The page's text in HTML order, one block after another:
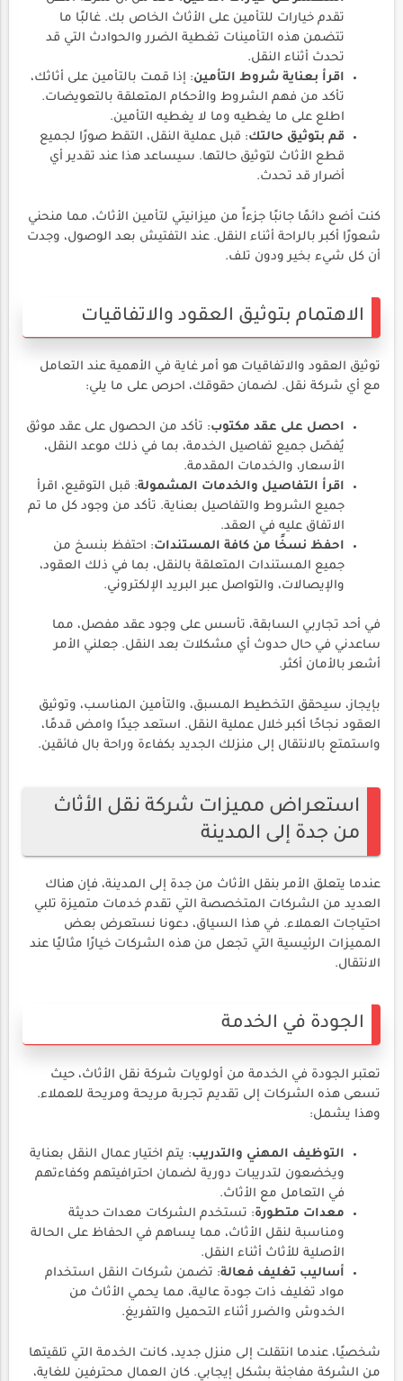
تقدم خيارات للتأمين على الأثاث الخاص بك. غالبًا ما
تتضمن هذه التأمينات تغطية الضرر والحوادث التي قد
تحدث أثناء النقل.
اقرأ بعناية شروط التأمين: إذا قمت بالتأمين على أثاثك،
تأكد من فهم الشروط والأحكام المتعلقة بالتعويضات.
اطلع على ما يغطيه وما لا يغطيه التأمين.
قم بتوثيق حالتك: قبل عملية النقل، التقط صورًا لجميع
قطع الأثاث لتوثيق حالتها. سيساعد هذا عند تقدير أي
أضرار قد تحدث.
كنت أضع دائمًا جانبًا جزءاً من ميزانيتي لتأمين الأثاث، مما منحني
شعورًا أكبر بالراحة أثناء النقل. عند التفتيش بعد الوصول، وجدت
أن كل شيء بخير ودون تلف.
الاهتمام بتوثيق العقود والاتفاقيات
توثيق العقود والاتفاقيات هو أمر غاية في الأهمية عند التعامل
مع أي شركة نقل. لضمان حقوقك، احرص على ما يلي:
احصل على عقد مكتوب: تأكد من الحصول على عقد موثق
يُفصّل جميع تفاصيل الخدمة، بما في ذلك موعد النقل،
الأسعار، والخدمات المقدمة.
اقرأ التفاصيل والخدمات المشمولة: قبل التوقيع، اقرأ
جميع الشروط والتفاصيل بعناية. تأكد من وجود كل ما تم
الاتفاق عليه في العقد.
احفظ نسخًا من كافة المستندات: احتفظ بنسخ من
جميع المستندات المتعلقة بالنقل، بما في ذلك العقود،
والإيصالات، والتواصل عبر البريد الإلكتروني.
في أحد تجاربي السابقة، تأسس على وجود عقد مفصل، مما
ساعدني في حال حدوث أي مشكلات بعد النقل. جعلني الأمر
أشعر بالأمان أكثر.
بإيجاز، سيحقق التخطيط المسبق، والتأمين المناسب، وتوثيق
العقود نجاحًا أكبر خلال عملية النقل. استعد جيدًا وامض قدمًا،
واستمتع بالانتقال إلى منزلك الجديد بكفاءة وراحة بال فائقين.
استعراض مميزات شركة نقل الأثاث
من جدة إلى المدينة
عندما يتعلق الأمر بنقل الأثاث من جدة إلى المدينة، فإن هناك
العديد من الشركات المتخصصة التي تقدم خدمات متميزة تلبي
احتياجات العملاء. في هذا السياق، دعونا نستعرض بعض
المميزات الرئيسية التي تجعل من هذه الشركات خيارًا مثاليًا عند
الانتقال.
الجودة في الخدمة
تعتبر الجودة في الخدمة من أولويات شركة نقل الأثاث، حيث
تسعى هذه الشركات إلى تقديم تجربة مريحة ومريحة للعملاء.
وهذا يشمل:
التوظيف المهني والتدريب: يتم اختيار عمال النقل بعناية
ويخضعون لتدريبات دورية لضمان احترافيتهم وكفاءتهم
في التعامل مع الأثاث.
معدات متطورة: تستخدم الشركات معدات حديثة
ومناسبة لنقل الأثاث، مما يساهم في الحفاظ على الحالة
الأصلية للأثاث أثناء النقل.
أساليب تغليف فعالة: تضمن شركات النقل استخدام
مواد تغليف ذات جودة عالية، مما يحمي الأثاث من
الخدوش والضرر أثناء التحميل والتفريغ.
شخصيًا، عندما انتقلت إلى منزل جديد، كانت الخدمة التي تلقيتها
من الشركة مفاجئة بشكل إيجابي. كان العمال محترفين للغاية،